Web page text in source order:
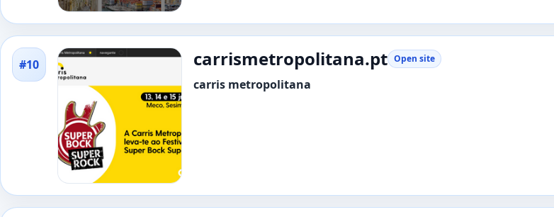
#10 carrismetropolitana.pt Open site
carris metropolitana